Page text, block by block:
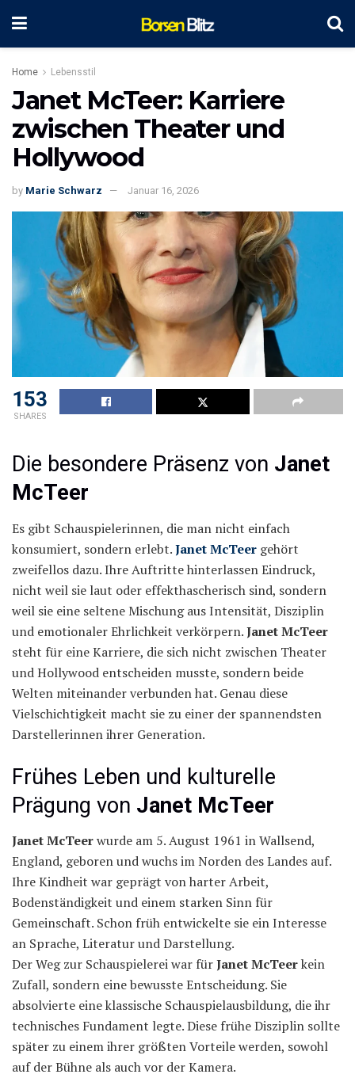
Home Lebensstil
Janet McTeer: Karriere
zwischen Theater und
Hollywood
by Marie Schwarz Januar 16, 2026
153
SHARES
Die besondere Präsenz von Janet
McTeer
Es gibt Schauspielerinnen, die man nicht einfach
konsumiert, sondern erlebt.Janet McTeer gehört
zweifellos dazu. Ihre Auftritte hinterlassen Eindruck,
nicht weil sie laut oder effekthascherisch sind, sondern
weil sie eine seltene Mischung aus Intensität, Disziplin
und emotionaler Ehrlichkeit verkörpern.Janet McTeer
steht für eine Karriere, die sich nicht zwischen Theater
und Hollywood entscheiden musste, sondern beide
Welten miteinander verbunden hat. Genau diese
Vielschichtigkeit macht sie zu einer der spannendsten
Darstellerinnen ihrer Generation.
Frühes Leben und kulturelle
Prägung von Janet McTeer
Janet McTeerwurde am 5. August 1961 in Wallsend,
England, geboren und wuchs im Norden des Landes auf.
Ihre Kindheit war geprägt von harter Arbeit,
Bodenständigkeit und einem starken Sinn für
Gemeinschaft. Schon früh entwickelte sie ein Interesse
an Sprache, Literatur und Darstellung.
Der Weg zur Schauspielerei war fürJanet McTeerkein
Zufall, sondern eine bewusste Entscheidung. Sie
absolvierte eine klassische Schauspielausbildung, die ihr
technisches Fundament legte. Diese frühe Disziplin sollte
später zu einem ihrer größten Vorteile werden, sowohl
auf der Bühne als auch vor der Kamera.